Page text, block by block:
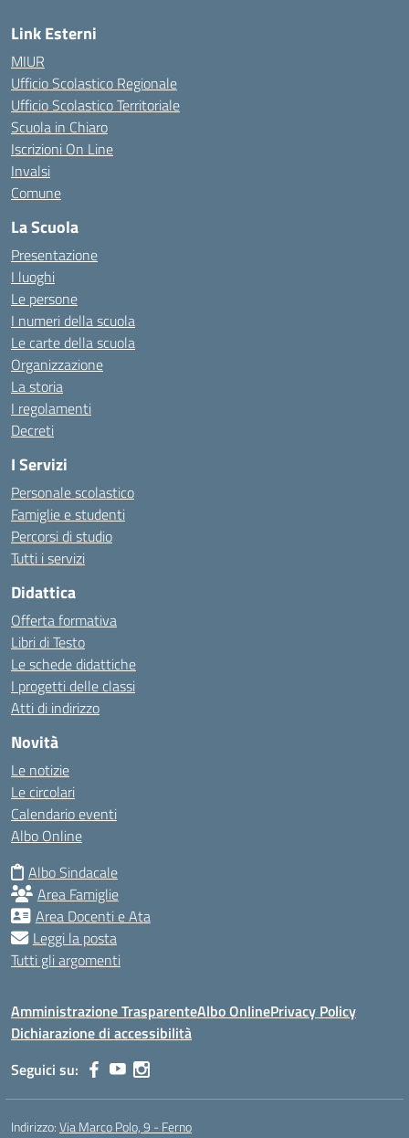
Link Esterni
MIUR
Ufficio Scolastico Regionale
Ufficio Scolastico Territoriale
Scuola in Chiaro
Iscrizioni On Line
Invalsi
Comune
La Scuola
Presentazione
I luoghi
Le persone
I numeri della scuola
Le carte della scuola
Organizzazione
La storia
I regolamenti
Decreti
I Servizi
Personale scolastico
Famiglie e studenti
Percorsi di studio
Tutti i servizi
Didattica
Offerta formativa
Libri di Testo
Le schede didattiche
I progetti delle classi
Atti di indirizzo
Novità
Le notizie
Le circolari
Calendario eventi
Albo Online
Albo Sindacale
Area Famiglie
Area Docenti e Ata
Leggi la posta
Tutti gli argomenti
Amministrazione TrasparenteAlbo OnlinePrivacy Policy
Dichiarazione di accessibilità
Seguici su:
Indirizzo:Via Marco Polo, 9 - Ferno